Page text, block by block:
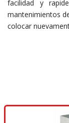
facilidad y
mantenimientos
colocar